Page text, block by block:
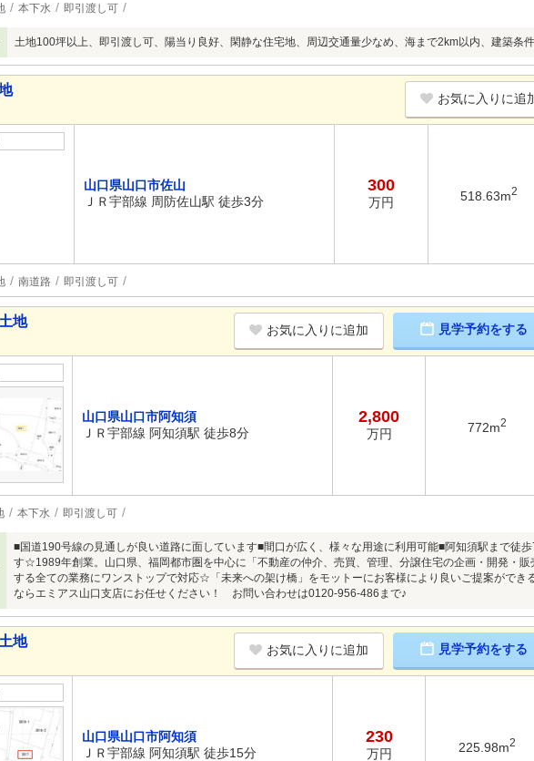
本下水 即引渡し可
土地100坪以上、即引渡し可、陽当り良好、閑静な住宅地、周辺交通量少なめ、海まで2km以内、建築条
お気に入りに追
山口県山口市佐山
ＪＲ宇部線 周防佐山駅 徒歩3分
300
万円 518.63m2
南道路 即引渡し可
地
お気に入りに追加 見学予約をする
山口県山口市阿知須
ＪＲ宇部線 阿知須駅 徒歩8分
2,800
万円 772m2
本下水 即引渡し可
■国道190号線の見通しが良い道路に面しています■間口が広く、様々な用途に利用可能■阿知須駅まで徒
す☆1989年創業。山口県、福岡都市圏を中心に「不動産の仲介、売買、管理、分譲住宅の企画・開発・
する全ての業務にワンストップで対応☆「未来への架け橋」をモットーにお客様により良いご提案ができ
ならエミアス山口支店にお任せください！ お問い合わせは0120-956-486まで♪
地
お気に入りに追加 見学予約をする
山口県山口市阿知須
ＪＲ宇部線 阿知須駅 徒歩15分
230
万円 225.98m2